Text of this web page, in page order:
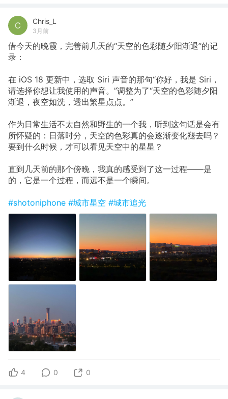
Chris_L
3月前
借今天的晚霞，完善前几天的“天空的色彩随夕阳渐退”的记
录：
在 iOS 18 更新中，选取 Siri 声音的那句“你好，我是 Siri，
请选择你想让我使用的声音。”调整为了“天空的色彩随夕阳
渐退，夜空如洗，透出繁星点点。”
作为日常生活不太自然和野生的一个我，听到这句话是会有
所怀疑的：日落时分，天空的色彩真的会逐渐变化褪去吗？
要到什么时候，才可以看见天空中的星星？
直到几天前的那个傍晚，我真的感受到了这一过程——是
的，它是一个过程，而远不是一个瞬间。
#shotoniphone #城市星空 #城市追光
4 0 0